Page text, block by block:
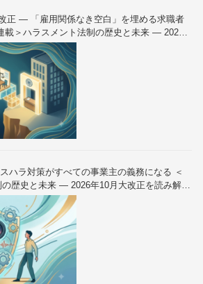
正 — 「雇用関係なき空白」を埋める求職者
載＞ハラスメント法制の歴史と未来 — 2026
（全6回）
ハラ対策がすべての事業主の義務になる ＜
歴史と未来 — 2026年10月大改正を読み解く